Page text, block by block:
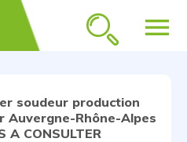
menu
soudeur production
Auvergne-Rhône-Alpes
A CONSULTER